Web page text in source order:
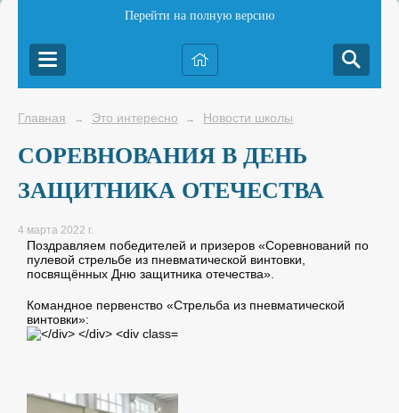
Перейти на полную версию
Главная → Это интересно → Новости школы
СОРЕВНОВАНИЯ В ДЕНЬ
ЗАЩИТНИКА ОТЕЧЕСТВА
4 марта 2022 г.
Поздравляем победителей и призеров «Соревнований по
пулевой стрельбе из пневматической винтовки,
посвящённых Дню защитника отечества».
Командное первенство «Стрельба из пневматической
винтовки»: